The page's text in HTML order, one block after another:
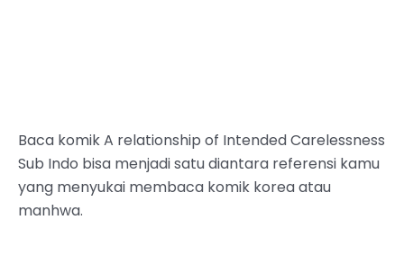
Baca komik A relationship of Intended Carelessness
Sub Indo bisa menjadi satu diantara referensi kamu
yang menyukai membaca komik korea atau
manhwa.